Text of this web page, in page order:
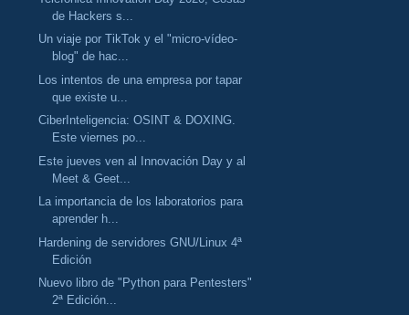
de Hackers s...
Un viaje por TikTok y el "micro-vídeo-
blog" de hac...
Los intentos de una empresa por tapar
que existe u...
CiberInteligencia: OSINT & DOXING.
Este viernes po...
Este jueves ven al Innovación Day y al
Meet & Geet...
La importancia de los laboratorios para
aprender h...
Hardening de servidores GNU/Linux 4ª
Edición
Nuevo libro de "Python para Pentesters"
2ª Edición...